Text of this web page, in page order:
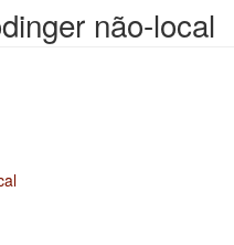
não-local